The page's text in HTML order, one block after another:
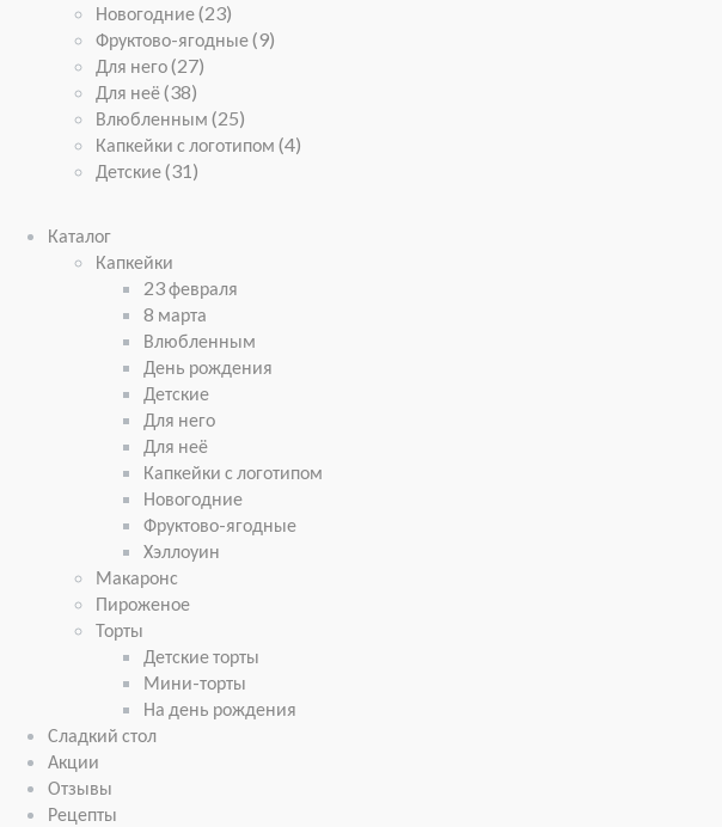
Новогодние(23)
Фруктово-ягодные(9)
Для него(27)
Для неё(38)
Влюбленным (25)
Капкейки с логотипом (4)
Детские(31)
Каталог
Капкейки
23 февраля
8 марта
Влюбленным
День рождения
Детские
Для него
Для неё
Капкейки с логотипом
Новогодние
Фруктово-ягодные
Хэллоуин
Макаронс
Пироженое
Торты
Детские торты
Мини-торты
На день рождения
Сладкий стол
Акции
Отзывы
Рецепты